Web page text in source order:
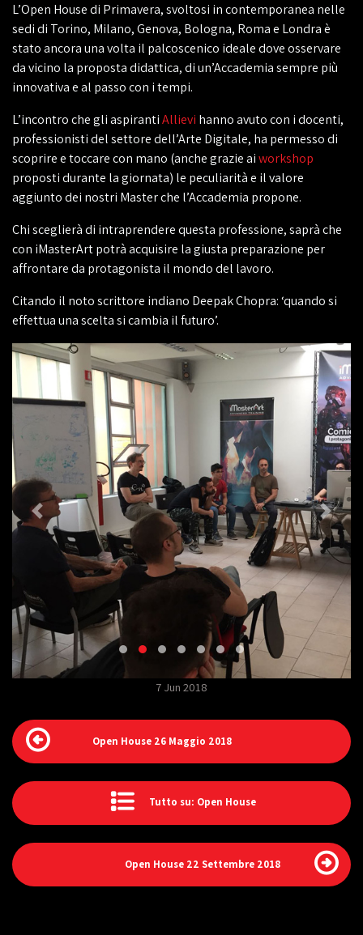
L’Open House di Primavera, svoltosi in contemporanea nelle
sedi di Torino, Milano, Genova, Bologna, Roma e Londra è
stato ancora una volta il palcoscenico ideale dove osservare
da vicino la proposta didattica, di un’Accademia sempre più
innovativa e al passo con i tempi.
L’incontro che gli aspirantiAllievi hanno avuto con i docenti,
professionisti del settore dell’Arte Digitale, ha permesso di
scoprire e toccare con mano (anche grazie aiworkshop
proposti durante la giornata) le peculiarità e il valore
aggiunto dei nostri Master che l’Accademia propone.
Chi sceglierà di intraprendere questa professione, saprà che
con iMasterArt potrà acquisire la giusta preparazione per
affrontare da protagonista il mondo del lavoro.
Citando il noto scrittore indiano Deepak Chopra: ‘quando si
effettua una scelta si cambia il futuro’.
7 Jun 2018
Open House 26 Maggio 2018
Tutto su: Open House
Open House 22 Settembre 2018